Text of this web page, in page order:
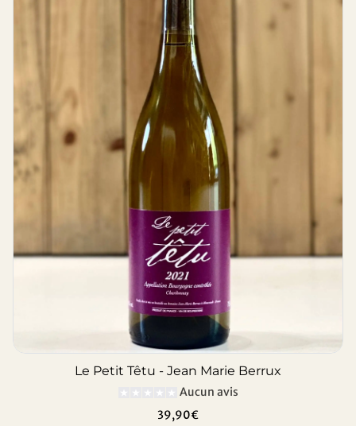
Le Petit Têtu - Jean Marie Berrux
Aucun avis
39,90€